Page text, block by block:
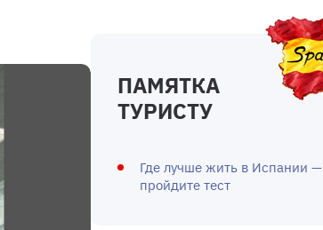
ПАМЯТКА
ТУРИСТУ
Где лучше жить в Испании —
пройдите тест